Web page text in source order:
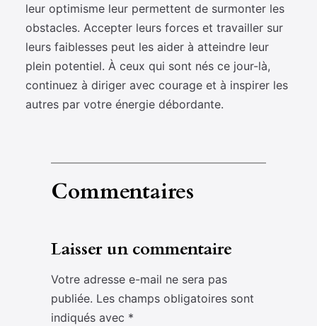
leur optimisme leur permettent de surmonter les
obstacles. Accepter leurs forces et travailler sur
leurs faiblesses peut les aider à atteindre leur
plein potentiel. À ceux qui sont nés ce jour-là,
continuez à diriger avec courage et à inspirer les
autres par votre énergie débordante.
Commentaires
Laisser un commentaire
Votre adresse e-mail ne sera pas
publiée. Les champs obligatoires sont
indiqués avec *